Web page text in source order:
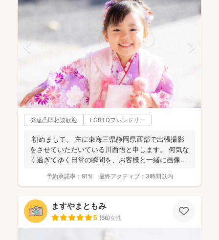
発達凸凹相談歓迎 LGBTQフレンドリー
初めまして。 主に東海三県静岡県西部で出張撮影
をさせていただいている川西悟と申します。 何気な
く過ぎてゆく日常の瞬間を、お客様と一緒に画像と
予約承諾率： 91% 最終アクティブ： 3時間以内
ますやまともみ
5 (66)女性